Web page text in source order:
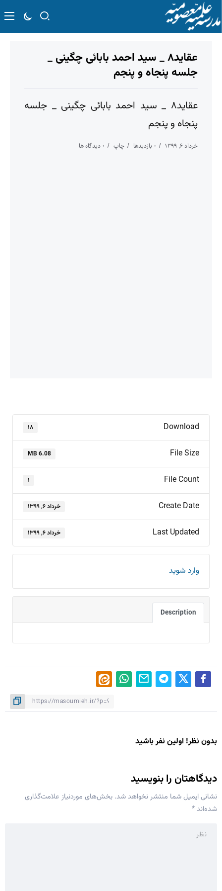
عقاید۸ _ سید احمد بابائی چگینی _
جلسه پنجاه و پنجم
عقاید۸ _ سید احمد بابائی چگینی _ جلسه
پنجاه و پنجم
خرداد ۶, ۱۳۹۹ ۰ بازدیدها چاپ ۰ دیدگاه ها
Download ۱۸
File Size
6.08 MB
File Count ۱
Create Date خرداد ۶, ۱۳۹۹
Last Updated خرداد ۶, ۱۳۹۹
وارد شوید
Description
بدون نظر! اولین نفر باشید
دیدگاهتان را بنویسید
نشانی ایمیل شما منتشر نخواهد شد. بخش‌های موردنیاز علامت‌گذاری
شده‌اند*